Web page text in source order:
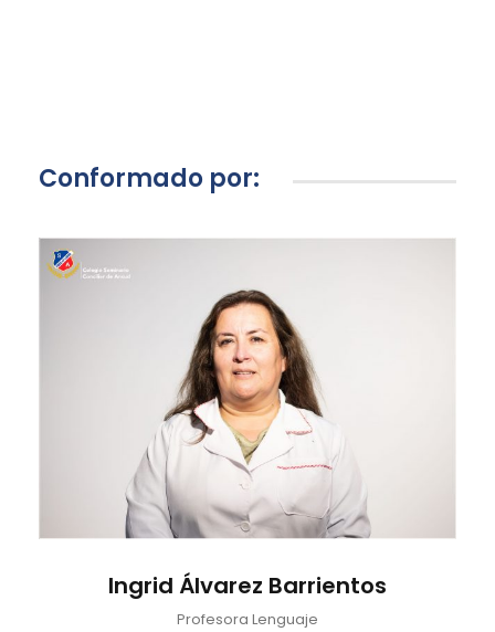
Conformado por:
Ingrid Álvarez Barrientos
Profesora Lenguaje